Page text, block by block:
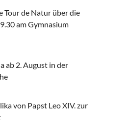
Tour de Natur über die
am Gymnasium
ab 2. August in der
von Papst Leo XIV. zur